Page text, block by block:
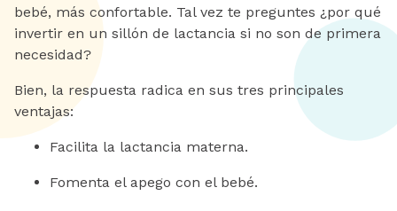
bebé, más confortable. Tal vez te preguntes ¿por qué
invertir en un sillón de lactancia si no son de primera
necesidad?
Bien, la respuesta radica en sus tres principales
ventajas:
Facilita la lactancia materna.
Fomenta el apego con el bebé.